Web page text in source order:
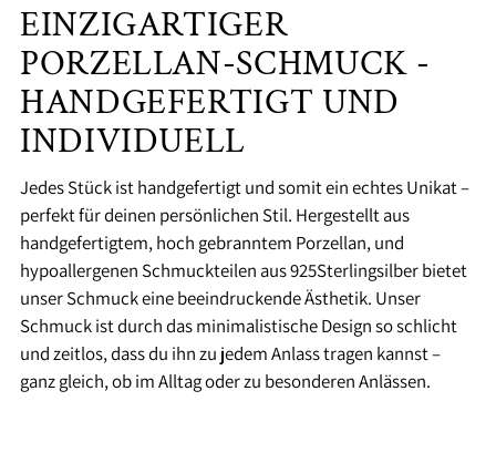
EINZIGARTIGER
PORZELLAN-SCHMUCK -
HANDGEFERTIGT UND
INDIVIDUELL
Jedes Stück ist handgefertigt und somit ein echtes Unikat –
perfekt für deinen persönlichen Stil. Hergestellt aus
handgefertigtem, hoch gebranntem Porzellan, und
hypoallergenen Schmuckteilen aus 925Sterlingsilber bietet
unser Schmuck eine beeindruckende Ästhetik. Unser
Schmuck ist durch das minimalistische Design so schlicht
und zeitlos, dass du ihn zu jedem Anlass tragen kannst –
ganz gleich, ob im Alltag oder zu besonderen Anlässen.